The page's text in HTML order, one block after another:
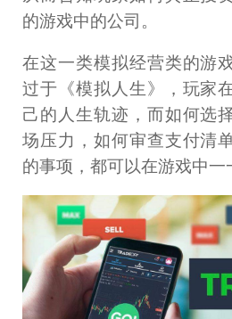
的游戏中的公司。
在这一类模拟经营类的游
过于《模拟人生》，玩家
己的人生轨迹，而如何选
场压力，如何审查支付清
的事项，都可以在游戏中一